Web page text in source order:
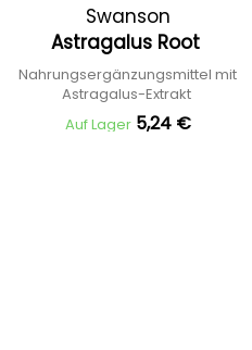
Swanson
Astragalus Root
Nahrungsergänzungsmittel mit
Astragalus-Extrakt
Auf Lager 5,24 €